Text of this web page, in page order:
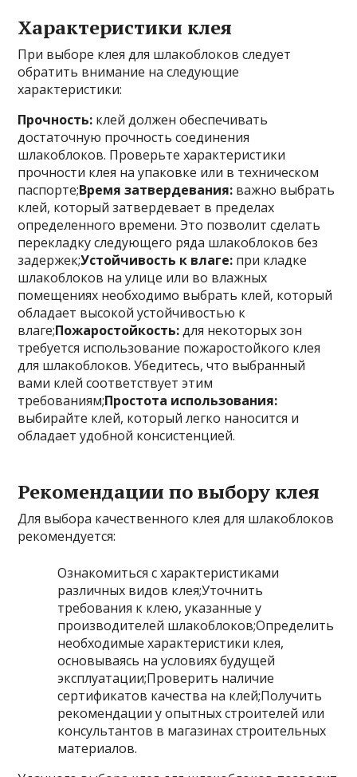
Характеристики клея
При выборе клея для шлакоблоков следует
обратить внимание на следующие
характеристики:
Прочность: клей должен обеспечивать
достаточную прочность соединения
шлакоблоков. Проверьте характеристики
прочности клея на упаковке или в техническом
паспорте;Время затвердевания: важно выбрать
клей, который затвердевает в пределах
определенного времени. Это позволит сделать
перекладку следующего ряда шлакоблоков без
задержек;Устойчивость к влаге: при кладке
шлакоблоков на улице или во влажных
помещениях необходимо выбрать клей, который
обладает высокой устойчивостью к
влаге;Пожаростойкость:для некоторых зон
требуется использование пожаростойкого клея
для шлакоблоков. Убедитесь, что выбранный
вами клей соответствует этим
требованиям;Простота использования:
выбирайте клей, который легко наносится и
обладает удобной консистенцией.
Рекомендации по выбору клея
Для выбора качественного клея для шлакоблоков
рекомендуется:
Ознакомиться с характеристиками
различных видов клея;Уточнить
требования к клею, указанные у
производителей шлакоблоков;Определить
необходимые характеристики клея,
основываясь на условиях будущей
эксплуатации;Проверить наличие
сертификатов качества на клей;Получить
рекомендации у опытных строителей или
консультантов в магазинах строительных
материалов.